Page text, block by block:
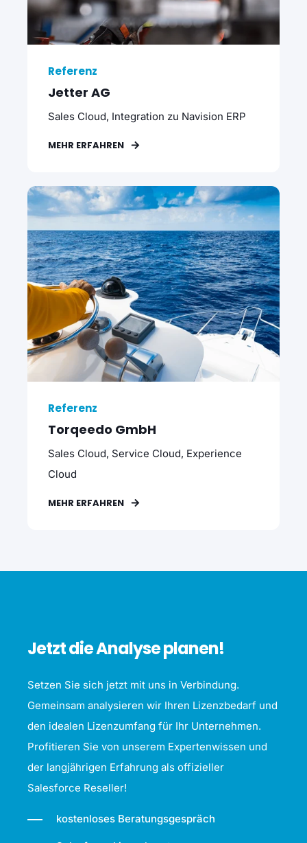
Referenz
Jetter AG
Sales Cloud, Integration zu Navision ERP
MEHR ERFAHREN
Referenz
Torqeedo GmbH
Sales Cloud, Service Cloud, Experience
Cloud
MEHR ERFAHREN
Jetzt die Analyse planen!
Setzen Sie sich jetzt mit uns in Verbindung.
Gemeinsam analysieren wir Ihren Lizenzbedarf und
den idealen Lizenzumfang für Ihr Unternehmen.
Profitieren Sie von unserem Expertenwissen und
der langjährigen Erfahrung als offizieller
Salesforce Reseller!
kostenloses Beratungsgespräch